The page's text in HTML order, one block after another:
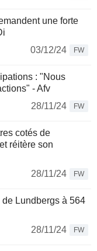
une forte
03/12/24
FW
: "Nous
- Afv
28/11/24
FW
cotés de
réitère son
28/11/24
FW
Lundbergs à 564
28/11/24
FW